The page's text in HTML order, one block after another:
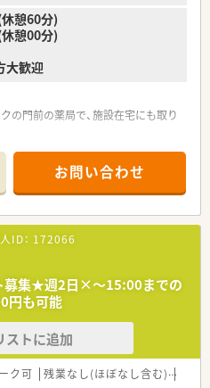
憩60分)
憩00分)
大歓迎
の門前の薬局で、施設在宅にも取り
、福岡県内を中心に25店舗以上展
けでなく、福祉施設などもグループ
おります。
く、各店舗とも経営が安定しており
んでおり、TPN/IVH（中心静脈栄養
ンルーム（無菌室）を設置している店
りを目指しており、調剤薬局とカフ
在3店舗あります
お問い合わせ
ID： 172066
募集★週2日×～15:00までの
円も可能
ストに追加
ク可 残業なし(ほぼなし含む)